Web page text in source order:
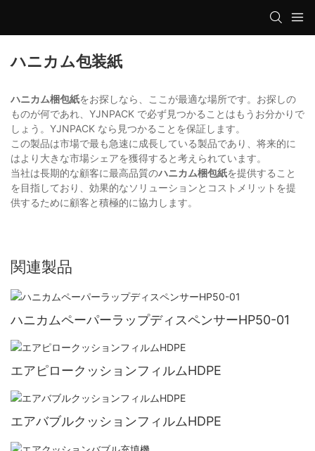
ハニカム包装紙
ハニカム梱包紙をお探しなら、ここが最適な場所です。お探しの
ものが何であれ、YJNPACK で必ず見つかることはもうお分かりで
しょう。YJNPACK なら見つかることを保証します。
この製品は市場で最も急速に成長している製品であり、将来的に
はより大きな市場シェアを獲得すると考えられています。
当社は長期的な顧客に最高品質のハニカム梱包紙を提供すること
を目指しており、効果的なソリューションとコストメリットを提
供するために顧客と積極的に協力します。
関連製品
ハニカムペーパーラップディスペンサーHP50-01
エアピロークッションフィルムHDPE
エアバブルクッションフィルムHDPE